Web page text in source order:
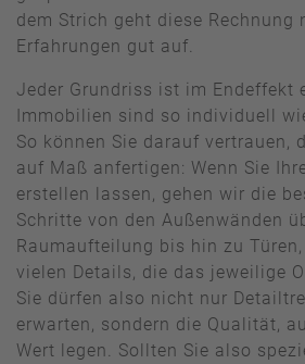
dem Strich geht diese Rechnung
Erfahrungen gut auf.
Jeder Grundriss ist im Endeffekt
Immobilien sind so individuell
So können Sie darauf vertrauen,
auf Maß anfertigen: Wenn Sie
erstellen lassen, gehen wir die
Schritte von den Außenwänden
Raumaufteilung bis hin zu
vielen Details, die das jeweilige
Sie dürfen also nicht nur
erwarten, sondern die Qualität,
Wert legen. Sollten Sie also